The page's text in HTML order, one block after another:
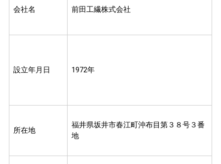
会社名 前田工繊株式会社
設立年月日 1972年
所在地
福井県坂井市春江町沖布目第３８号３番
地